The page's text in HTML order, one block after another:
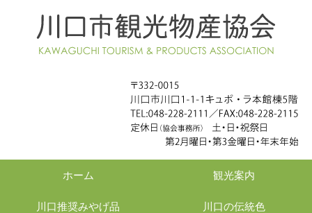
ホーム 観光案内
川口推奨みやげ品 川口の伝統色